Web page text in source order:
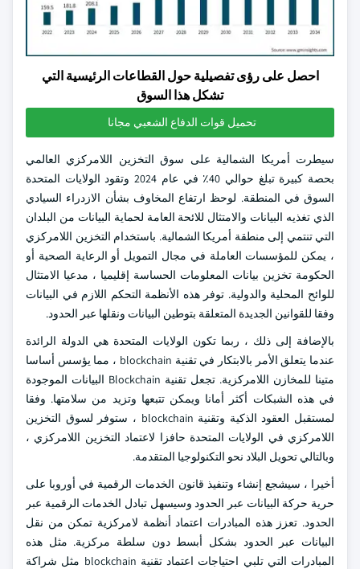
احصل على رؤى تفصيلية حول القطاعات الرئيسية التي
تشكل هذا السوق
تحميل قوات الدفاع الشعبي مجانا
سيطرت أمريكا الشمالية على سوق التخزين اللامركزي العالمي
بحصة كبيرة تبلغ حوالي 40٪ في عام 2024 وتقود الولايات المتحدة
السوق في المنطقة. لوحظ ارتفاع المخاوف بشأن الازدراء السيادي
الذي تغذيه البيانات والامتثال للائحة العامة لحماية البيانات من البلدان
التي تنتمي إلى منطقة أمريكا الشمالية. باستخدام التخزين اللامركزي
، يمكن للمؤسسات العاملة في مجال التمويل أو الرعاية الصحية أو
الحكومة تخزين بيانات المعلومات الحساسة إقليميا ، مدعيا الامتثال
للوائح المحلية والدولية. توفر هذه الأنظمة التحكم اللازم في البيانات
وفقا للقوانين الجديدة المتعلقة بتوطين البيانات ونقلها عبر الحدود.
بالإضافة إلى ذلك ، ربما تكون الولايات المتحدة هي الدولة الرائدة
عندما يتعلق الأمر بالابتكار في تقنية blockchain ، مما يؤسس أساسا
متينا للمخازن اللامركزية. تجعل تقنية Blockchain البيانات الموجودة
في هذه الشبكات أكثر أمانا ويمكن تتبعها وتزيد من سلامتها. وفقا
لمستقبل العقود الذكية وتقنية blockchain ، ستوفر لسوق التخزين
اللامركزي في الولايات المتحدة حافزا لاعتماد التخزين اللامركزي ،
وبالتالي تحويل البلاد نحو التكنولوجيا المتقدمة.
أخيرا ، سيشجع إنشاء وتنفيذ قانون الخدمات الرقمية في أوروبا على
حرية حركة البيانات عبر الحدود وسيسهل تبادل الخدمات الرقمية عبر
الحدود. تعزز هذه المبادرات اعتماد أنظمة لامركزية تمكن من نقل
البيانات عبر الحدود بشكل أبسط دون سلطة مركزية. مثل هذه
المبادرات التي تلبي احتياجات اعتماد تقنية blockchain مثل شراكة